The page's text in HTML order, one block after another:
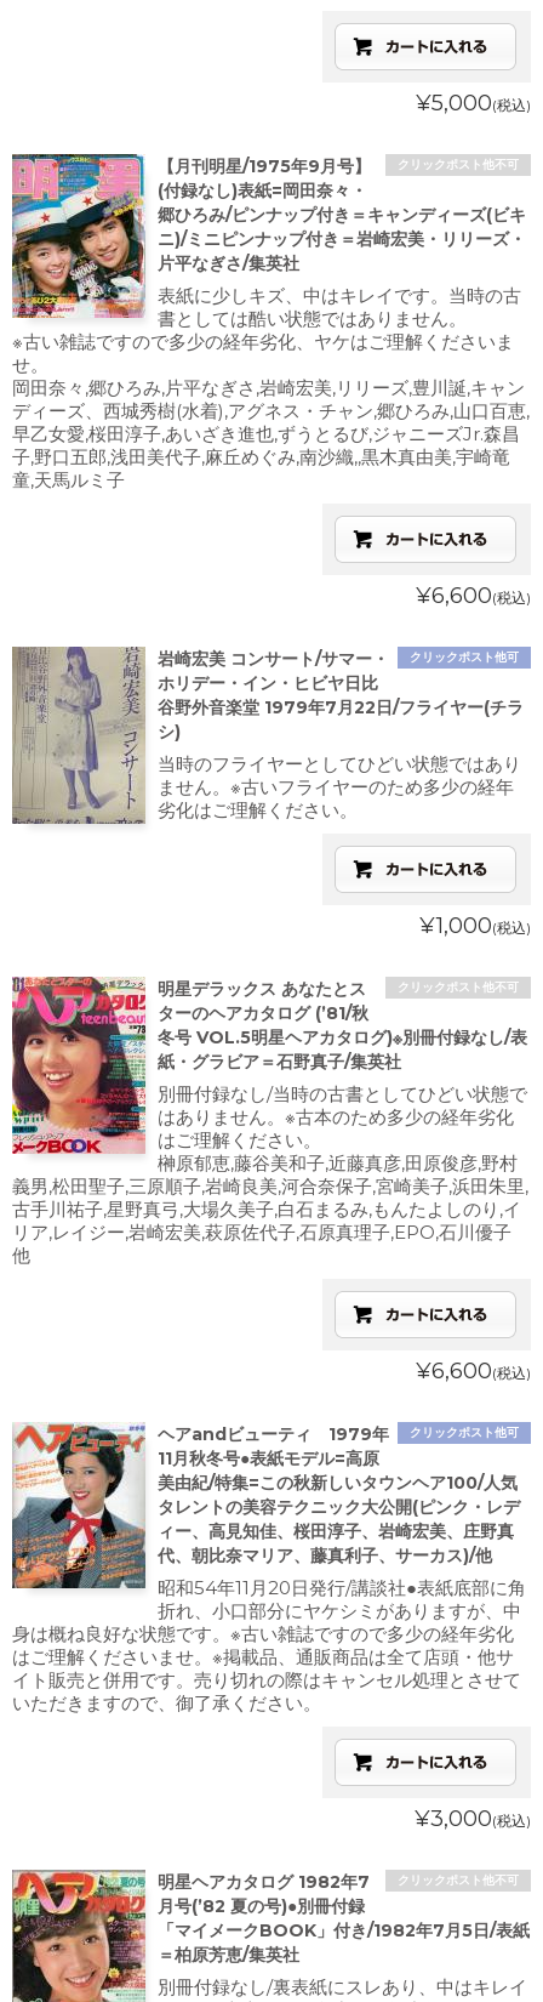
¥5,000(税込)
クリックポスト他不可
【月刊明星/1975年9月号】
(付録なし)表紙=岡田奈々・
郷ひろみ/ピンナップ付き＝キャンディーズ(ビキ
ニ)/ミニピンナップ付き＝岩崎宏美・リリーズ・
片平なぎさ/集英社
表紙に少しキズ、中はキレイです。当時の古
書としては酷い状態ではありません。
※古い雑誌ですので多少の経年劣化、ヤケはご理解くださいま
せ。
岡田奈々,郷ひろみ,片平なぎさ,岩崎宏美,リリーズ,豊川誕,キャン
ディーズ、西城秀樹(水着),アグネス・チャン,郷ひろみ,山口百恵,
早乙女愛,桜田淳子,あいざき進也,ずうとるび,ジャニーズJr.森昌
子,野口五郎,浅田美代子,麻丘めぐみ,南沙織,,黒木真由美,宇崎竜
童,天馬ルミ子
¥6,600(税込)
クリックポスト他可
岩崎宏美 コンサート/サマー・
ホリデー・イン・ヒビヤ日比
谷野外音楽堂 1979年7月22日/フライヤー(チラ
シ)
当時のフライヤーとしてひどい状態ではあり
ません。※古いフライヤーのため多少の経年
劣化はご理解ください。
¥1,000(税込)
クリックポスト他不可
明星デラックス あなたとス
ターのヘアカタログ (’81/秋
冬号 VOL.5明星ヘアカタログ)※別冊付録なし/表
紙・グラビア＝石野真子/集英社
別冊付録なし/当時の古書としてひどい状態で
はありません。※古本のため多少の経年劣化
はご理解ください。
榊原郁恵,藤谷美和子,近藤真彦,田原俊彦,野村
義男,松田聖子,三原順子,岩崎良美,河合奈保子,宮崎美子,浜田朱里,
古手川祐子,星野真弓,大場久美子,白石まるみ,もんたよしのり,イ
リア,レイジー,岩崎宏美,萩原佐代子,石原真理子,EPO,石川優子
他
¥6,600(税込)
クリックポスト他可
ヘアandビューティ 1979年
11月秋冬号●表紙モデル=高原
美由紀/特集=この秋新しいタウンヘア100/人気
タレントの美容テクニック大公開(ピンク・レデ
ィー、高見知佳、桜田淳子、岩崎宏美、庄野真
代、朝比奈マリア、藤真利子、サーカス)/他
昭和54年11月20日発行/講談社●表紙底部に角
折れ、小口部分にヤケシミがありますが、中
身は概ね良好な状態です。※古い雑誌ですので多少の経年劣化
はご理解くださいませ。※掲載品、通販商品は全て店頭・他サ
イト販売と併用です。売り切れの際はキャンセル処理とさせて
いただきますので、御了承ください。
¥3,000(税込)
クリックポスト他不可
明星ヘアカタログ 1982年7
月号(’82 夏の号)●別冊付録
「マイメークBOOK」付き/1982年7月5日/表紙
＝柏原芳恵/集英社
別冊付録なし/裏表紙にスレあり、中はキレイ